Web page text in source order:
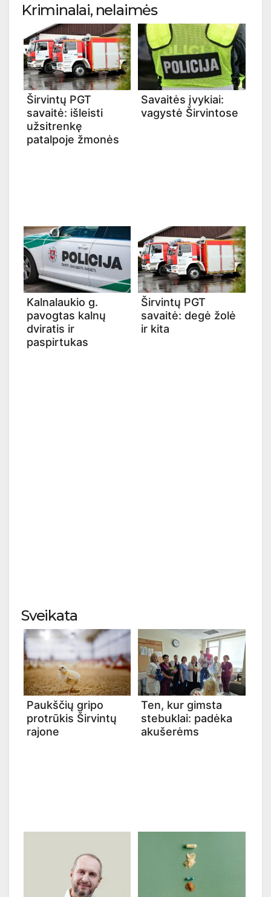
Kriminalai, nelaimės
Širvintų PGT
savaitė: išleisti
užsitrenkę
patalpoje žmonės
Savaitės įvykiai:
vagystė Širvintose
Kalnalaukio g.
pavogtas kalnų
dviratis ir
paspirtukas
Širvintų PGT
savaitė: degė žolė
ir kita
Sveikata
Paukščių gripo
protrūkis Širvintų
rajone
Ten, kur gimsta
stebuklai: padėka
akušerėms